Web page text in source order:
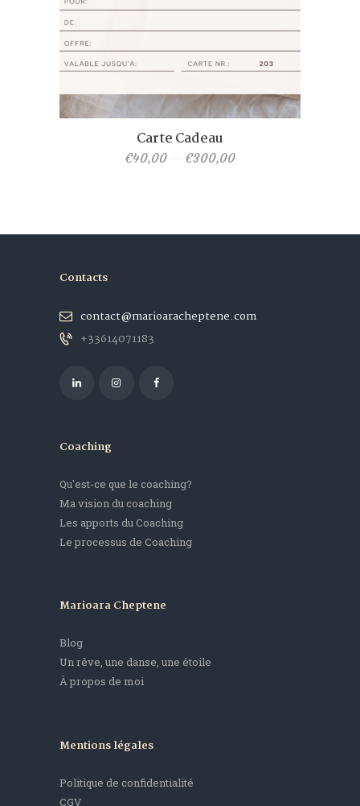
Carte Cadeau
€40,00 – €300,00
Contacts
contact@marioaracheptene.com
+33614071183
Coaching
Qu'est-ce que le coaching?
Ma vision du coaching
Les apports du Coaching
Le processus de Coaching
Marioara Cheptene
Blog
Un rêve, une danse, une étoile
À propos de moi
Mentions légales
Politique de confidentialité
CGV